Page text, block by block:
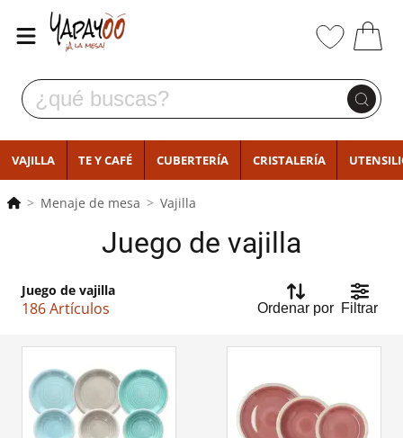
VAJILLA TE Y CAFÉ CUBERTERÍA CRISTALERÍA
Menaje de mesa Vajilla
Juego de vajilla
Juego de vajilla
186 Artículos Ordenar por Filtrar